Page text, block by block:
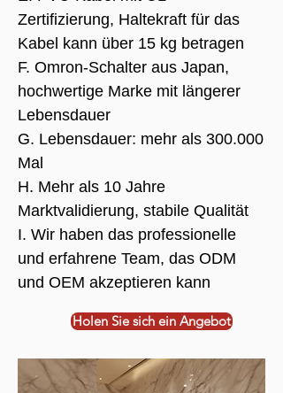
Zertifizierung, Haltekraft für das
Kabel kann über 15 kg betragen
F. Omron-Schalter aus Japan,
hochwertige Marke mit längerer
Lebensdauer
G. Lebensdauer: mehr als 300.000
Mal
H. Mehr als 10 Jahre
Marktvalidierung, stabile Qualität
I. Wir haben das professionelle
und erfahrene Team, das ODM
und OEM akzeptieren kann
Holen Sie sich ein Angebot